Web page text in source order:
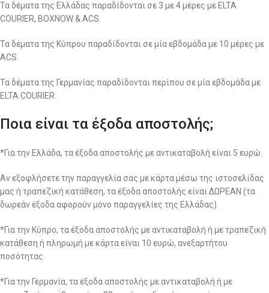
Τα δέματα της Ελλάδας παραδίδονται σε 3 με 4 μέρες με ELTA
COURIER, BOXNOW & ACS
Τα δέματα της Κύπρου παραδίδονται σε μία εβδομάδα με 10 μέρες με
ACS
Τα δέματα της Γερμανίας παραδίδονται περίπου σε μία εβδομάδα με
ELTA COURIER
Ποια είναι τα έξοδα αποστολής;
*Για την Ελλάδα, τα έξοδα αποστολής με αντικαταβολή είναι 5 ευρώ.
Αν εξοφλήσετε την παραγγελία σας με κάρτα μέσω της ιστοσελίδας
μας ή τραπεζική κατάθεση, τα έξοδα αποστολής είναι ΔΩΡΕΑΝ (τα
δωρεάν έξοδα αφορούν μόνο παραγγελίες της Ελλάδας).
*Για την Κύπρο, τα έξοδα αποστολής με αντικαταβολή ή με τραπεζική
κατάθεση ή πληρωμή με κάρτα είναι 10 ευρώ, ανεξαρτήτου
ποσότητας.
*Για την Γερμανία, τα έξοδα αποστολής με αντικαταβολή ή με